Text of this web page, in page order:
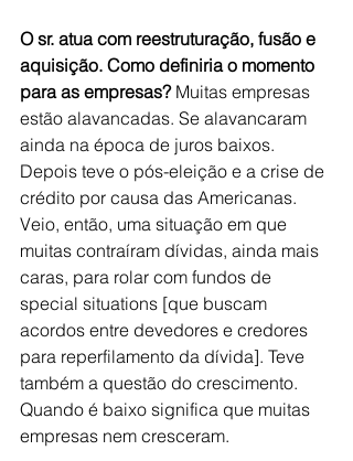
O sr. atua com reestruturação, fusão e
aquisição. Como definiria o momento
para as empresas? Muitas empresas
estão alavancadas. Se alavancaram
ainda na época de juros baixos.
Depois teve o pós-eleição e a crise de
crédito por causa das Americanas.
Veio, então, uma situação em que
muitas contraíram dívidas, ainda mais
caras, para rolar com fundos de
special situations [que buscam
acordos entre devedores e credores
para reperfilamento da dívida]. Teve
também a questão do crescimento.
Quando é baixo significa que muitas
empresas nem cresceram.